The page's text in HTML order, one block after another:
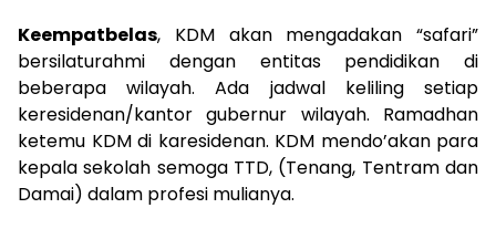
Keempatbelas, KDM akan mengadakan “safari”
bersilaturahmi dengan entitas pendidikan di
beberapa wilayah. Ada jadwal keliling setiap
keresidenan/kantor gubernur wilayah. Ramadhan
ketemu KDM di karesidenan. KDM mendo’akan para
kepala sekolah semoga TTD, (Tenang, Tentram dan
Damai) dalam profesi mulianya.